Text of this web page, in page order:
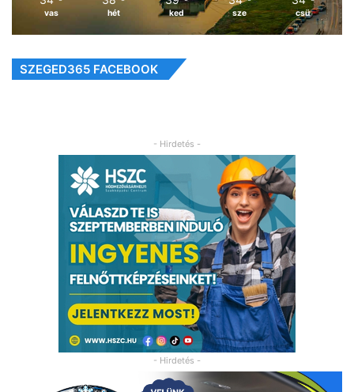
vas hét ked sze csü
SZEGED365 FACEBOOK
- Hirdetés -
- Hirdetés -